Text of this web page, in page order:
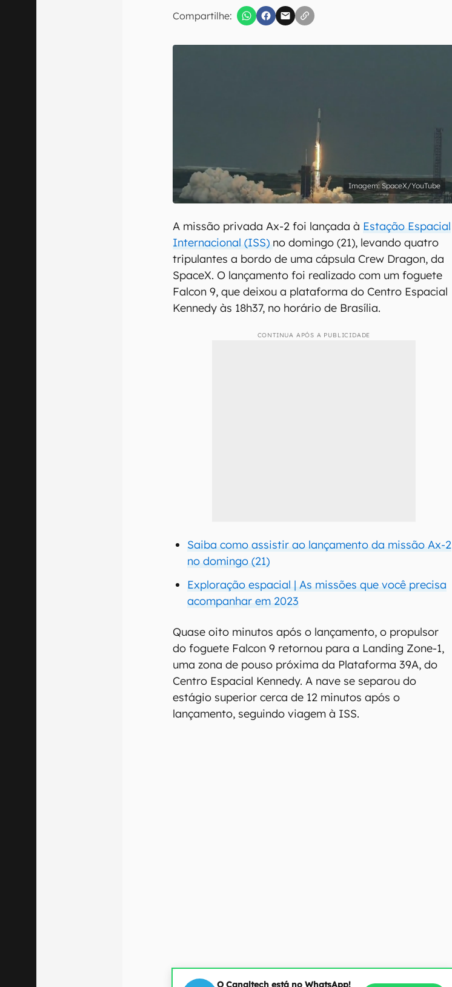
Compartilhe:
inscreva-se
SpaceX/YouTube
A missão privada Ax-2 foi lançada à Estação Espacial
Internacional (ISS) no domingo (21), levando quatro
tripulantes a bordo de uma cápsula Crew Dragon, da
SpaceX. O lançamento foi realizado com um foguete
Falcon 9, que deixou a plataforma do Centro Espacial
Kennedy às 18h37, no horário de Brasília.
CONTINUA APÓS A PUBLICIDADE
Saiba como assistir ao lançamento da missão Ax-2
no domingo (21)
Exploração espacial | As missões que você precisa
acompanhar em 2023
Quase oito minutos após o lançamento, o propulsor
do foguete Falcon 9 retornou para a Landing Zone-1,
uma zona de pouso próxima da Plataforma 39A, do
Centro Espacial Kennedy. A nave se separou do
estágio superior cerca de 12 minutos após o
lançamento, seguindo viagem à ISS.
O Canaltech está no WhatsApp!